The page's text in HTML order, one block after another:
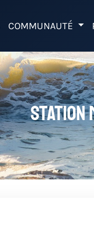
COMMUNAUTÉ
Station